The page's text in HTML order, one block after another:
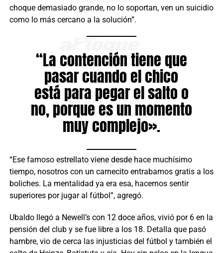
choque demasiado grande, no lo soportan, ven un suicidio
como lo más cercano a la solución”.
“La contención tiene que
pasar cuando el chico
está para pegar el salto o
no, porque es un momento
muy complejo».
“Ese famoso estrellato viene desde hace muchísimo
tiempo, nosotros con un carnecito entrabamos gratis a los
boliches. La mentalidad ya era esa, hacernos sentir
superiores por jugar al fútbol”, agregó.
Ubaldo llegó a Newell’s con 12 doce años, vivió por 6 en la
pensión del club y se fue libre a los 18. Detalla que pasó
hambre, vio de cerca las injusticias del fútbol y también el